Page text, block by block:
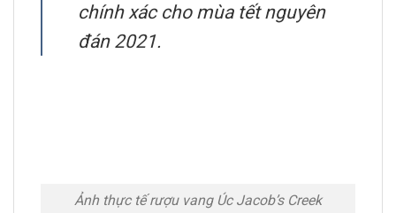
chính xác cho mùa tết nguyên
đán 2021.
Ảnh thực tế rượu vang Úc Jacob’s Creek